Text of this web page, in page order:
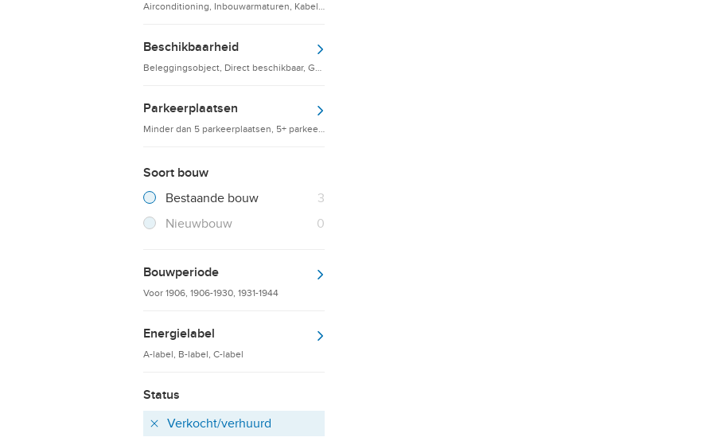
Airconditioning, Inbouwarmaturen, Kabelgoten
Beschikbaarheid
Beleggingsobject, Direct beschikbaar, Gebruiksklaar
Parkeerplaatsen
Minder dan 5 parkeerplaatsen, 5+ parkeerplaatsen, 10+ parkeerplaatsen
Soort bouw
Filter verwijderen
Bestaande bouw 3
Resultaten
Nieuwbouw
0
Resultaten
Bouwperiode
Voor 1906, 1906-1930, 1931-1944
Energielabel
A-label, B-label, C-label
Status
Verwijder
Verkocht/verhuurd